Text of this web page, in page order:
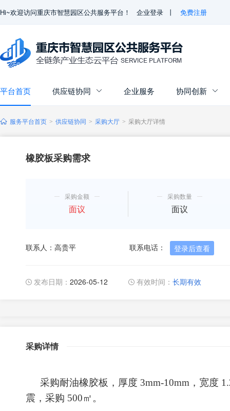
Hi~欢迎访问重庆市智慧园区公共服务平台！ 企业登录 丨 免费注册
平台首页 供应链协同  企业服务 协同创新 
服务平台首页 > 供应链协同 > 采购大厅 > 采购大厅详情
橡胶板采购需求
采购金额
面议
采购数量
面议
联系人：高贵平 联系电话： 登录后查看
发布日期： 2026-05-12 有效时间： 长期有效
采购详情
采购耐油橡胶板，厚度 3mm-10mm ，宽度
震，采购 500㎡。